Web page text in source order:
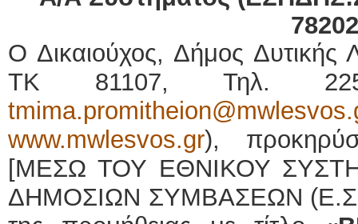
Ο Δικαιούχος, Δήμος
ΤΚ 81107, Τηλ.
www.mwlesvos.gr),
[ΜΕΣΩ ΤΟΥ ΕΘΝΙΚΟΥ
ΔΗΜΟΣΙΩΝ ΣΥΜΒΑΣΕΩΝ